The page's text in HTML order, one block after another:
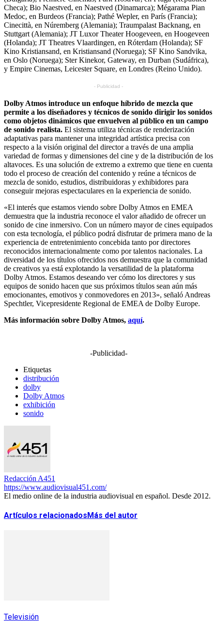
Checa); Bio Naestved, en Naestved (Dinamarca); Mégarama Pian
Medoc, en Burdeos (Francia); Pathé Wepler, en París (Francia);
Cinecittà, en Núremberg (Alemania); Traumpalast Backnang, en
Stuttgart (Alemania); JT Luxor Theater Hoogeveen, en Hoogeveen
(Holanda); JT Theatres Vlaardingen, en Róterdam (Holanda); SF
Kino Kristiansand, en Kristiansand (Noruega); SF Kino Sandvika,
en Oslo (Noruega); Ster Kinekor, Gateway, en Durban (Sudáfrica),
y Empire Cinemas, Leicester Square, en Londres (Reino Unido).
- Publicidad -
Dolby Atmos introduce un enfoque híbrido de mezcla que
permite a los diseñadores y técnicos de sonido dirigir los sonidos
como objetos dinámicos que envuelven al público en un campo
de sonido realista. El sistema utiliza técnicas de renderización
adaptativas para mantener una integridad artística precisa con
respecto a la visión original del director a través de una amplia
variedad de formas y dimensiones del cine y de la distribución de los
altavoces. Es una solución de extremo a extremo que tiene en cuenta
todo el proceso de creación del contenido y reúne a técnicos de
mezcla de sonido, estudios, distribuidoras y exhibidores para
conseguir mejoras espectaculares en la experiencia de sonido.
«El interés que estamos viendo sobre Dolby Atmos en EMEA
demuestra que la industria reconoce el valor añadido de ofrecer un
sonido de cine inmersivo. Con un número mayor de cines equipados
con esta tecnología, el público podrá disfrutar de primera mano de la
experiencia de entretenimiento concebida tanto por directores
reconocidos internacionalmente como por talentos nacionales. La
diversidad de los títulos ofrecidos nos demuestra que la comunidad
de creativos ya está explotando la versatilidad de la plataforma
Dolby Atmos. Estamos deseando ver cómo los directores y sus
equipos de sonido hacen que sus próximos títulos sean aún más
emocionantes, emotivos y conmovedores en 2013», señaló Andreas
Spechtler, Vicepresidente Regional de EMEA de Dolby Europe.
Más información sobre Dolby Atmos, aquí.
-Publicidad-
Etiquetas
distribución
dolby
Dolby Atmos
exhibición
sonido
Redacción A451
https://www.audiovisual451.com/
El medio online de la industria audiovisual en español. Desde 2012.
Artículos relacionadosMás del autor
Televisión